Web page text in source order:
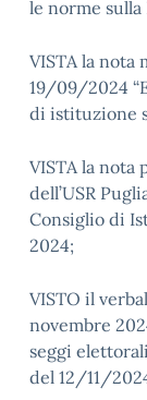
le norme
VISTA la nota
19/09/2024
di istituzione
VISTA la
dell’USR
Consiglio di
2024;
VISTO il
novembre
seggi
del 12/11/